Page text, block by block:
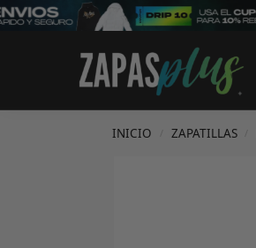
Search
INICIO ZAPATILLAS